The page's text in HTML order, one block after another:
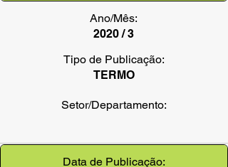
Ano/Mês:
2020 / 3
Tipo de Publicação:
TERMO
Setor/Departamento:
Data de Publicação: